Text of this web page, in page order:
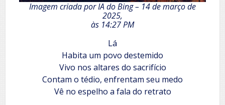
Imagem criada por IA do Bing – 14 de março de
2025,
às 14:27 PM
Lá
Habita um povo destemido
Vivo nos altares do sacrifício
Contam o tédio, enfrentam seu medo
Vê no espelho a fala do retrato